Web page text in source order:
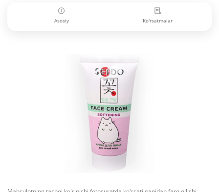
Asosiy Ko'rsatmalar